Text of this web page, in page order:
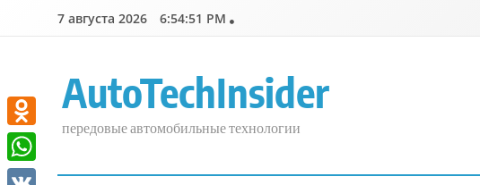
7 августа 2026 6:54:52 PM
AutoTechInsider
передовые автомобильные технологии
Odnoklassniki
WhatsApp